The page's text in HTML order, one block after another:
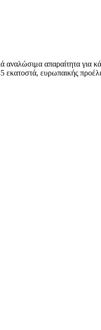
απαραίτητα για
ευρωπαικής